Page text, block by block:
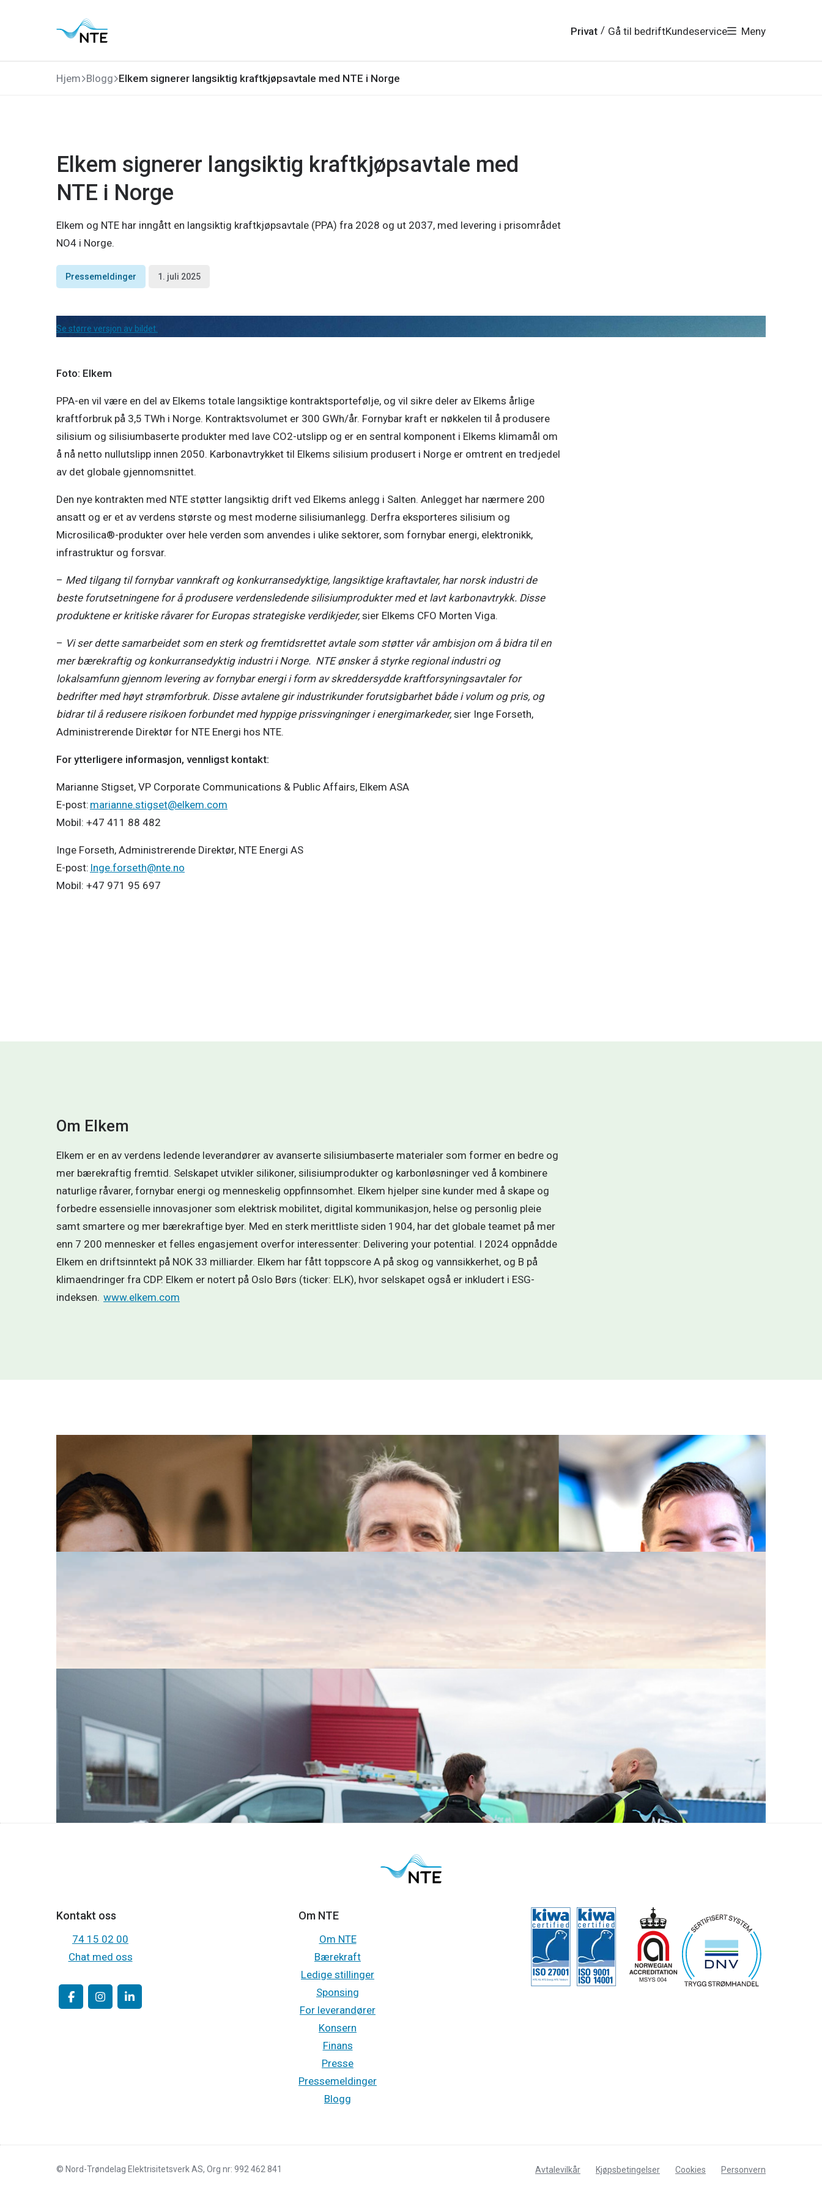
Privat / Gå til bedriftKundeservice Meny
Hjem Blogg Elkem signerer langsiktig kraftkjøpsavtale med NTE i Norge
Elkem signerer langsiktig kraftkjøpsavtale med
NTE i Norge
Elkem og NTE har inngått en langsiktig kraftkjøpsavtale (PPA) fra 2028 og ut 2037, med levering i prisområdet
NO4 i Norge.
Pressemeldinger 1. juli 2025
Se større versjon av bildet.
Foto: Elkem
PPA-en vil være en del av Elkems totale langsiktige kontraktsportefølje, og vil sikre deler av Elkems årlige
kraftforbruk på 3,5 TWh i Norge. Kontraktsvolumet er 300 GWh/år. Fornybar kraft er nøkkelen til å produsere
silisium og silisiumbaserte produkter med lave CO2-utslipp og er en sentral komponent i Elkems klimamål om
å nå netto nullutslipp innen 2050. Karbonavtrykket til Elkems silisium produsert i Norge er omtrent en tredjedel
av det globale gjennomsnittet.
Den nye kontrakten med NTE støtter langsiktig drift ved Elkems anlegg i Salten. Anlegget har nærmere 200
ansatt og er et av verdens største og mest moderne silisiumanlegg. Derfra eksporteres silisium og
Microsilica®-produkter over hele verden som anvendes i ulike sektorer, som fornybar energi, elektronikk,
infrastruktur og forsvar.
– Med tilgang til fornybar vannkraft og konkurransedyktige, langsiktige kraftavtaler, har norsk industri de
beste forutsetningene for å produsere verdensledende silisiumprodukter med et lavt karbonavtrykk. Disse
produktene er kritiske råvarer for Europas strategiske verdikjeder, sier Elkems CFO Morten Viga.
– Vi ser dette samarbeidet som en sterk og fremtidsrettet avtale som støtter vår ambisjon om å bidra til en
mer bærekraftig og konkurransedyktig industri i Norge.  NTE ønsker å styrke regional industri og
lokalsamfunn gjennom levering av fornybar energi i form av skreddersydde kraftforsyningsavtaler for
bedrifter med høyt strømforbruk. Disse avtalene gir industrikunder forutsigbarhet både i volum og pris, og
bidrar til å redusere risikoen forbundet med hyppige prissvingninger i energimarkeder, sier Inge Forseth,
Administrerende Direktør for NTE Energi hos NTE.
For ytterligere informasjon, vennligst kontakt:
Marianne Stigset, VP Corporate Communications & Public Affairs, Elkem ASA
E-post: marianne.stigset@elkem.com
Mobil: +47 411 88 482
Inge Forseth, Administrerende Direktør, NTE Energi AS
E-post: Inge.forseth@nte.no
Mobil: +47 971 95 697
Om Elkem
Elkem er en av verdens ledende leverandører av avanserte silisiumbaserte materialer som former en bedre og
mer bærekraftig fremtid. Selskapet utvikler silikoner, silisiumprodukter og karbonløsninger ved å kombinere
naturlige råvarer, fornybar energi og menneskelig oppfinnsomhet. Elkem hjelper sine kunder med å skape og
forbedre essensielle innovasjoner som elektrisk mobilitet, digital kommunikasjon, helse og personlig pleie
samt smartere og mer bærekraftige byer. Med en sterk merittliste siden 1904, har det globale teamet på mer
enn 7 200 mennesker et felles engasjement overfor interessenter: Delivering your potential. I 2024 oppnådde
Elkem en driftsinntekt på NOK 33 milliarder. Elkem har fått toppscore A på skog og vannsikkerhet, og B på
klimaendringer fra CDP. Elkem er notert på Oslo Børs (ticker: ELK), hvor selskapet også er inkludert i ESG-
indeksen. www.elkem.com
NTE, SKS og Nordkraft går sammen om kraftløft i Finnmark
Nordkraft, SKS og NTE går sammen om videre utvikling av vindkraft i Finnmark. Samarbeidet er et felles løft og en tydelig ambisjon om å bidra til kraft- og
industriløftet for Finnmark, i en region hvor behovet for ny fornybar kraft, ny industri og et robust, framtidsrettet kraftnett er stort.
Les mer
Svært lave kraftpriser preger NTEs 2025-resultat. NTE-konsernet leverte likevel et solid resultat etter skatt på 473 millioner kroner, mot 457 millioner
kroner i 2024. NTE la også gjennom sin virksomhet grunnlaget for 1 969 arbeidsplasser i 2025.
JM Hansen kjøper NTE Elektro
Den familieeide elektroentreprenøren JM Hansen, med hovedkontor i Tromsø, kjøper NTE Elektro.
Les om salget og overgangen
Kontakt oss
74 15 02 00
Chat med oss
Om NTE
Om NTE
Bærekraft
Ledige stillinger
Sponsing
For leverandører
Konsern
Finans
Presse
Pressemeldinger
Blogg
© Nord-Trøndelag Elektrisitetsverk AS, Org nr: 992 462 841 Avtalevilkår Kjøpsbetingelser Cookies Personvern